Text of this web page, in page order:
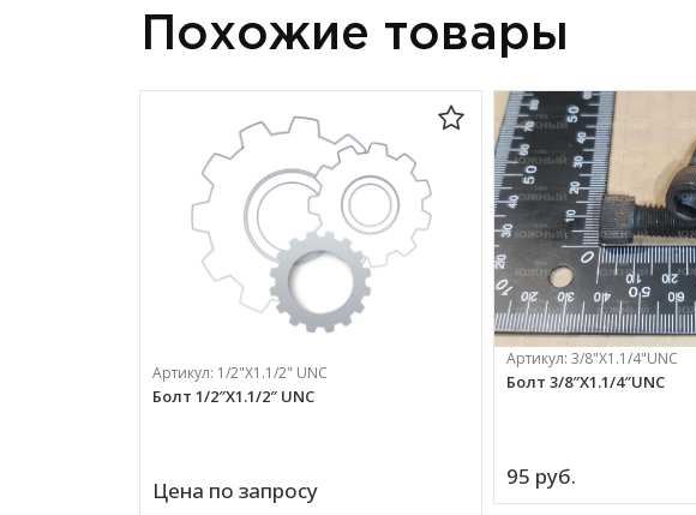
Похожие товары
Артикул: 1/2"X1.1/2" UNC
Болт 1/2″X1.1/2″ UNC
Цена по запросу
Артикул: 3/8"X1.1/4"UNC
Болт 3/8″X1.1/4″UNC
95 руб.